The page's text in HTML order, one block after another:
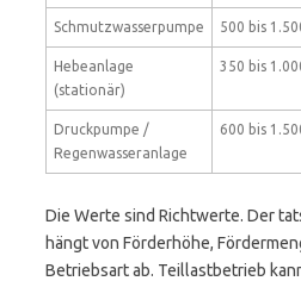
Schmutzwasserpumpe 500 bis
Hebeanlage
(stationär)
350 bis
Druckpumpe /
Regenwasseranlage
600 bis
Die Werte sind Richtwerte. Der
hängt von Förderhöhe,
Betriebsart ab. Teillastbetrieb